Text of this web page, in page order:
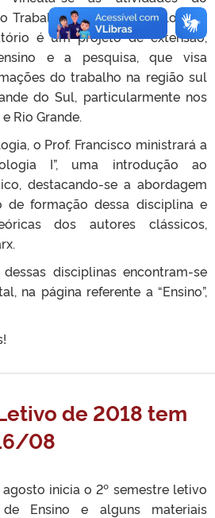
Trabalho, coordenado pelo Prof.
é um projeto de extensão,
e a pesquisa, que visa
do trabalho na região sul
do Sul, particularmente nos
Rio Grande.
o Prof. Francisco ministrará a
I”, uma introdução ao
destacando-se a abordagem
formação dessa disciplina e
dos autores clássicos,
disciplinas encontram-se
na página referente a “Ensino”,
de 2018 tem
08
inicia o 2º semestre letivo
Ensino e alguns materiais